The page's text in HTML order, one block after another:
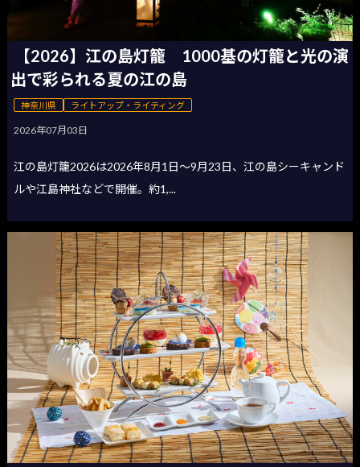
【2026】江の島灯籠 1000基の灯籠と光の演
出で彩られる夏の江の島
神奈川県 ライトアップ・ライティング
2026年07月03日
江の島灯籠2026は2026年8月1日〜9月23日、江の島シーキャンド
ルや江島神社などで開催。約1,...